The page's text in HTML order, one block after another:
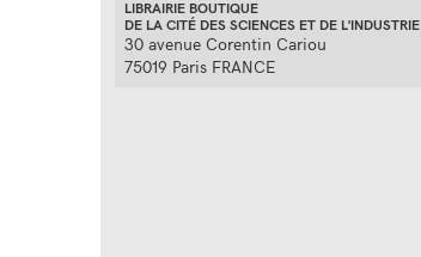
LIBRAIRIE BOUTIQUE
DE LA CITÉ DES SCIENCES ET DE L'INDUSTRIE
30 avenue Corentin Cariou
75019 Paris FRANCE